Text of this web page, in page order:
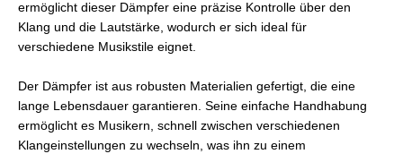
ermöglicht dieser Dämpfer eine präzise Kontrolle über den
Klang und die Lautstärke, wodurch er sich ideal für
verschiedene Musikstile eignet.
Der Dämpfer ist aus robusten Materialien gefertigt, die eine
lange Lebensdauer garantieren. Seine einfache Handhabung
ermöglicht es Musikern, schnell zwischen verschiedenen
Klangeinstellungen zu wechseln, was ihn zu einem